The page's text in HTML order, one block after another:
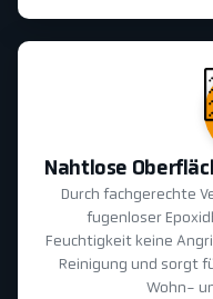
Nahtlose
Durch fachgerechte
fugenloser
Feuchtigkeit keine
Reinigung und sorgt
Wohn-